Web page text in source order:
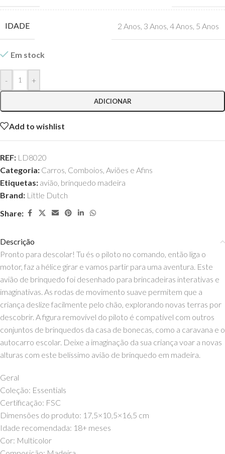
IDADE 2 Anos 3 Anos 4 Anos 5 Anos
Em stock
- +
ADICIONAR
Add to wishlist
REF: LD8020
Categoria: Carros, Comboios, Aviões e Afins
Etiquetas: avião, brinquedo madeira
Brand: Little Dutch
Share:
Descrição
Pronto para descolar! Tu és o piloto no comando, então liga o
motor, faz a hélice girar e vamos partir para uma aventura. Este
avião de brinquedo foi desenhado para brincadeiras interativas e
imaginativas. As rodas de movimento suave permitem que a
criança deslize facilmente pelo chão, explorando novas terras por
descobrir. A figura removível do piloto é compatível com outros
conjuntos de brinquedos da casa de bonecas, como a caravana e o
autocarro escolar. Deixe a imaginação da sua criança voar a novas
alturas com este belíssimo avião de brinquedo em madeira.
Geral
Coleção: Essentials
Certificação: FSC
Dimensões do produto: 17,5×10,5×16,5 cm
Idade recomendada: 18+ meses
Cor: Multicolor